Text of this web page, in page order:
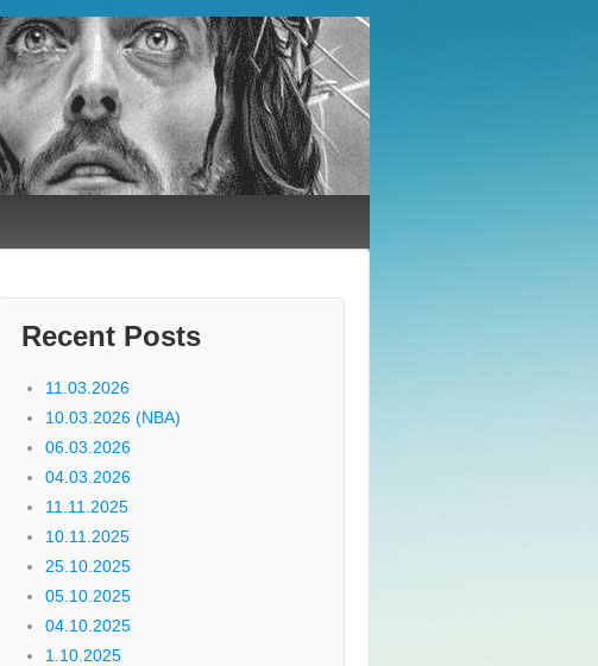
Recent Posts
11.03.2026
10.03.2026 (NBA)
06.03.2026
04.03.2026
11.11.2025
10.11.2025
25.10.2025
05.10.2025
04.10.2025
1.10.2025